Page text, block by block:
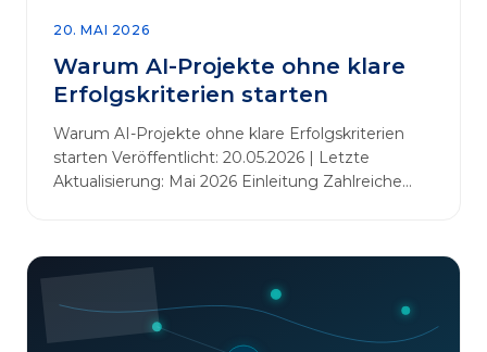
20. MAI 2026
Warum AI-Projekte ohne klare
Erfolgskriterien starten
Warum AI-Projekte ohne klare Erfolgskriterien
starten Veröffentlicht: 20.05.2026 | Letzte
Aktualisierung: Mai 2026 Einleitung Zahlreiche
automatisieren oder sich Wettbewerbsvorteile zu
verschaffen. Oftmals liegt der Fokus dabei auf
praxisnahem Handeln: Erfahrungen sammeln,
Prototypen entwickeln und interne Skepsis